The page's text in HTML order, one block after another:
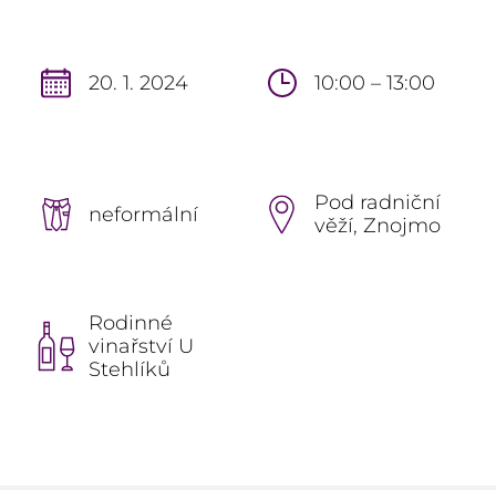
20. 1. 2024 10:00 – 13:00
neformální
Pod radniční
věží, Znojmo
Rodinné
vinařství U
Stehlíků